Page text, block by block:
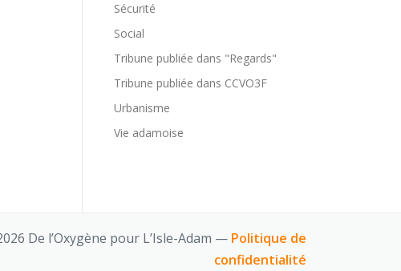
Sécurité
Social
Tribune publiée dans "Regards"
Tribune publiée dans CCVO3F
Urbanisme
Vie adamoise
De l’Oxygène pour L’Isle-Adam — Politique de
confidentialité